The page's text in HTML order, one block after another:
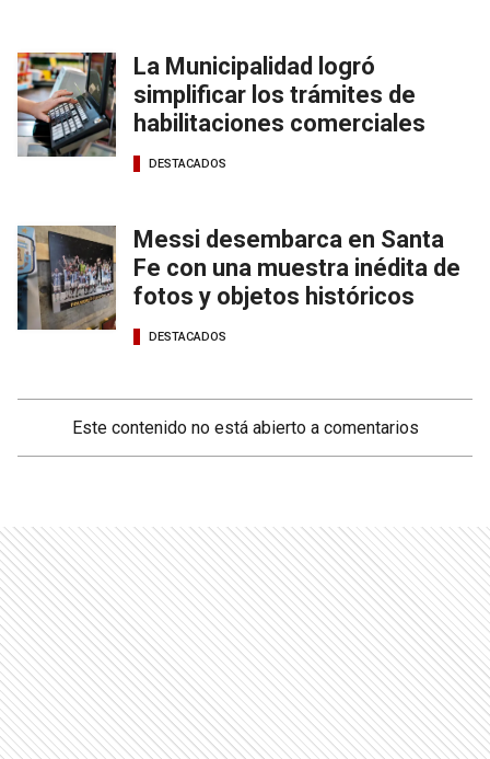
La Municipalidad logró
simplificar los trámites de
habilitaciones comerciales
DESTACADOS
Messi desembarca en Santa
Fe con una muestra inédita de
fotos y objetos históricos
DESTACADOS
Este contenido no está abierto a comentarios